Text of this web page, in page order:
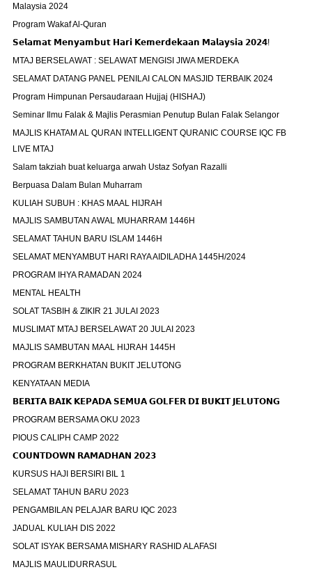
Malaysia 2024
Program Wakaf Al-Quran
𝗦𝗲𝗹𝗮𝗺𝗮𝘁 𝗠𝗲𝗻𝘆𝗮𝗺𝗯𝘂𝘁 𝗛𝗮𝗿𝗶 𝗞𝗲𝗺𝗲𝗿𝗱𝗲𝗸𝗮𝗮𝗻 𝗠𝗮𝗹𝗮𝘆𝘀𝗶𝗮 𝟮𝟬𝟮𝟰!
MTAJ BERSELAWAT : SELAWAT MENGISI JIWA MERDEKA
SELAMAT DATANG PANEL PENILAI CALON MASJID TERBAIK 2024
Program Himpunan Persaudaraan Hujjaj (HISHAJ)
Seminar Ilmu Falak & Majlis Perasmian Penutup Bulan Falak Selangor
MAJLIS KHATAM AL QURAN INTELLIGENT QURANIC COURSE IQC FB
LIVE MTAJ
Salam takziah buat keluarga arwah Ustaz Sofyan Razalli
Berpuasa Dalam Bulan Muharram
KULIAH SUBUH : KHAS MAAL HIJRAH
MAJLIS SAMBUTAN AWAL MUHARRAM 1446H
SELAMAT TAHUN BARU ISLAM 1446H
SELAMAT MENYAMBUT HARI RAYA AIDILADHA 1445H/2024
PROGRAM IHYA RAMADAN 2024
MENTAL HEALTH
SOLAT TASBIH & ZIKIR 21 JULAI 2023
MUSLIMAT MTAJ BERSELAWAT 20 JULAI 2023
MAJLIS SAMBUTAN MAAL HIJRAH 1445H
PROGRAM BERKHATAN BUKIT JELUTONG
KENYATAAN MEDIA
𝗕𝗘𝗥𝗜𝗧𝗔 𝗕𝗔𝗜𝗞 𝗞𝗘𝗣𝗔𝗗𝗔 𝗦𝗘𝗠𝗨𝗔 𝗚𝗢𝗟𝗙𝗘𝗥 𝗗𝗜 𝗕𝗨𝗞𝗜𝗧 𝗝𝗘𝗟𝗨𝗧𝗢𝗡𝗚
PROGRAM BERSAMA OKU 2023
PIOUS CALIPH CAMP 2022
𝗖𝗢𝗨𝗡𝗧𝗗𝗢𝗪𝗡 𝗥𝗔𝗠𝗔𝗗𝗛𝗔𝗡 𝟮𝟬𝟮𝟯
KURSUS HAJI BERSIRI BIL 1
SELAMAT TAHUN BARU 2023
PENGAMBILAN PELAJAR BARU IQC 2023
JADUAL KULIAH DIS 2022
SOLAT ISYAK BERSAMA MISHARY RASHID ALAFASI
MAJLIS MAULIDURRASUL